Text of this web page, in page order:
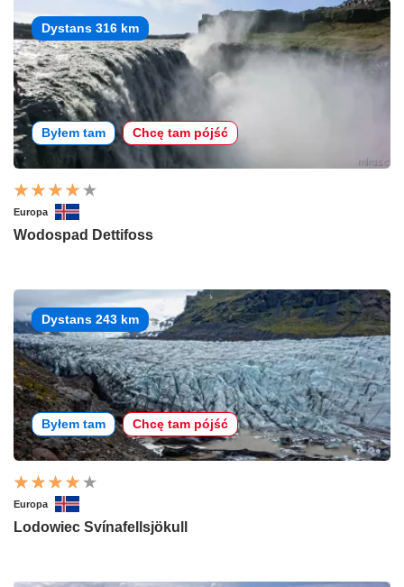
Dystans 316 km
Byłem tam Chcę tam pójść
Europa
Wodospad Dettifoss
Dystans 243 km
Byłem tam Chcę tam pójść
Europa
Lodowiec Svínafellsjökull